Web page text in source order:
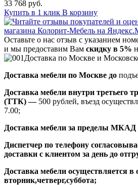
33 768 руб.
Купить в 1 клик В корзину
Оставьте о нас отзыв с указанием
и мы предоставим Вам скидку в 5%
Доставка по Москве и
Доставка мебели по Москве до
Доставка мебели внутри третьего
(ТТК) —500 рублей, въезд
7.00;
Доставка мебели за пределы
Диспетчер по телефону
доставки с клиентом за день до
Доставка мебели осуществляется
вторник,четверг,суббота;